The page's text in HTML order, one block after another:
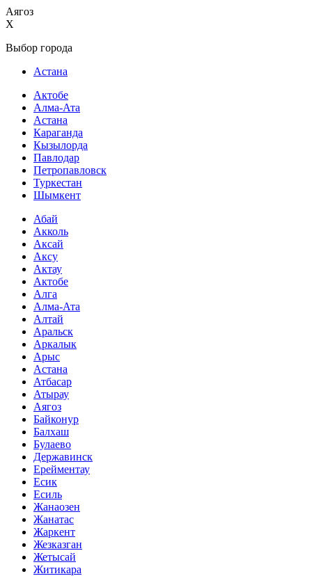
Аягоз
X
Выбор города
Астана
Актобе
Алма-Ата
Астана
Караганда
Кызылорда
Павлодар
Петропавловск
Туркестан
Шымкент
Абай
Акколь
Аксай
Аксу
Актау
Актобе
Алга
Алма-Ата
Алтай
Аральск
Аркалык
Арыс
Астана
Атбасар
Атырау
Аягоз
Байконур
Балхаш
Булаево
Державинск
Ерейментау
Есик
Есиль
Жанаозен
Жанатас
Жаркент
Жезказган
Жетысай
Житикара